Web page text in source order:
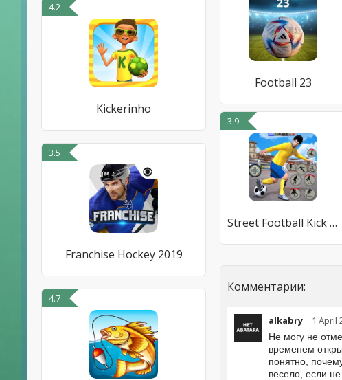
4.2
Kickerinho
3.5
Franchise Hockey 2019
4.7
Football 23
3.9
Street Football Kick Games
Комментарии:
alkabry 1 April
Не могу не
временем
понятно,
весело, если